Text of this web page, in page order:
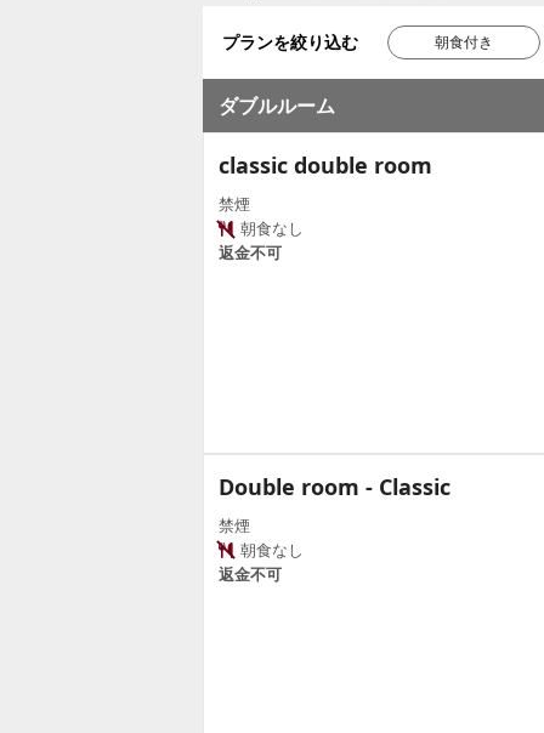
プランを絞り込む 朝食付き
ダブルルーム
classic double room
禁煙
朝食なし
返金不可
Double room - Classic
禁煙
朝食なし
返金不可